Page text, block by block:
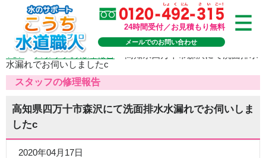
24時間受付／お見積もり無料
メールでのお問い合わせ
TOP>スタッフの修理報告
水漏れでお伺いしましたc
スタッフの修理報告
高知県四万十市森沢にて洗面排水水漏れでお伺いしま
したc
2020年04月17日